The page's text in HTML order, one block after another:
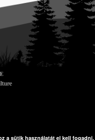
a sütik használatát el kell fogadni.